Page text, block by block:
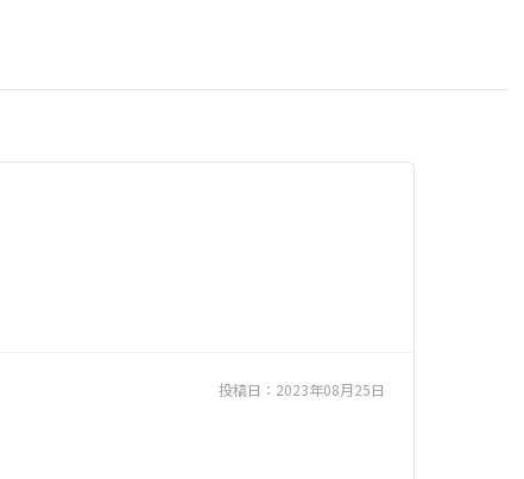
投稿日： 2023年08月25日